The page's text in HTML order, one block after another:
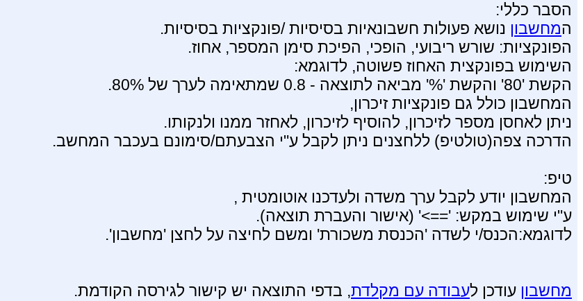
הסבר כללי:
המחשבון נושא פעולות חשבונאיות בסיסיות /פונקציות בסיסיות.
הפונקציות: שורש ריבועי, הופכי, הפיכת סימן המספר, אחוז.
השימוש בפונקצית האחוז פשוטה, לדוגמא:
הקשת '80' והקשת '%' מביאה לתוצאה - 0.8 שמתאימה לערך של 80%.
המחשבון כולל גם פונקציות זיכרון,
ניתן לאחסן מספר לזיכרון, להוסיף לזיכרון, לאחזר ממנו ולנקותו.
הדרכה צפה(טולטיפ) ללחצנים ניתן לקבל ע"י הצבעתם/סימונם בעכבר המחשב.
טיפ:
המחשבון יודע לקבל ערך משדה ולעדכנו אוטומטית ,
ע"י שימוש במקש: '==>' (אישור והעברת תוצאה).
לדוגמא:הכנס/י לשדה 'הכנסת משכורת' ומשם לחיצה על לחצן 'מחשבון'.
מחשבון עודכן לעבודה עם מקלדת, בדפי התוצאה יש קישור לגירסה הקודמת.